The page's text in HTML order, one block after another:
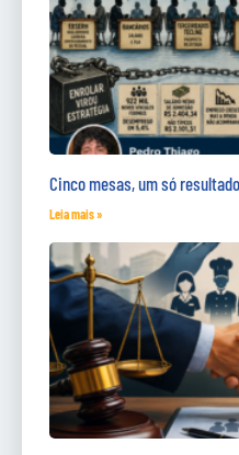
Cinco mesas, um só resultado
Leia mais »